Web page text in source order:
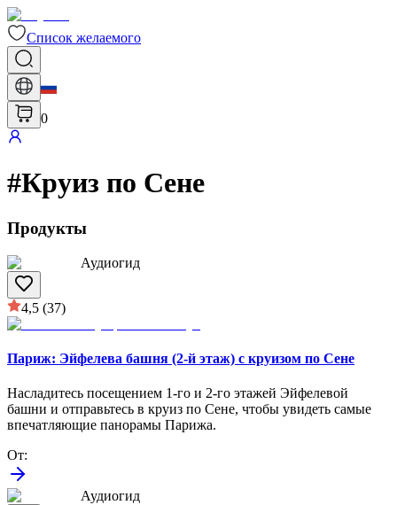
Список желаемого
0
#Круиз по Сене
Продукты
Аудиогид
4,5 (37)
Париж: Эйфелева башня (2-й этаж) с круизом по Сене
Насладитесь посещением 1-го и 2-го этажей Эйфелевой
башни и отправьтесь в круиз по Сене, чтобы увидеть самые
впечатляющие панорамы Парижа.
От:
Аудиогид